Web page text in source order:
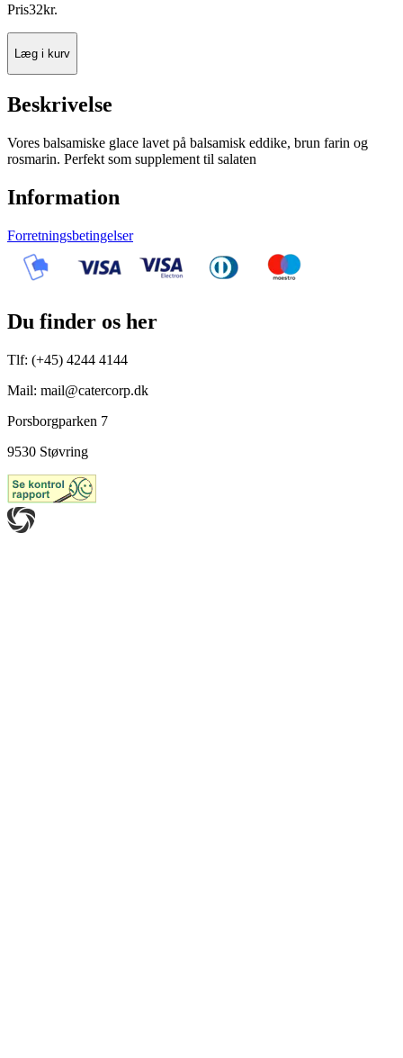
Pris32kr.
Læg i kurv
Beskrivelse
Vores balsamiske glace lavet på balsamisk eddike, brun farin og
rosmarin. Perfekt som supplement til salaten
Information
Forretningsbetingelser
Du finder os her
Tlf: (+45) 4244 4144
Mail: mail@catercorp.dk
Porsborgparken 7
9530 Støvring